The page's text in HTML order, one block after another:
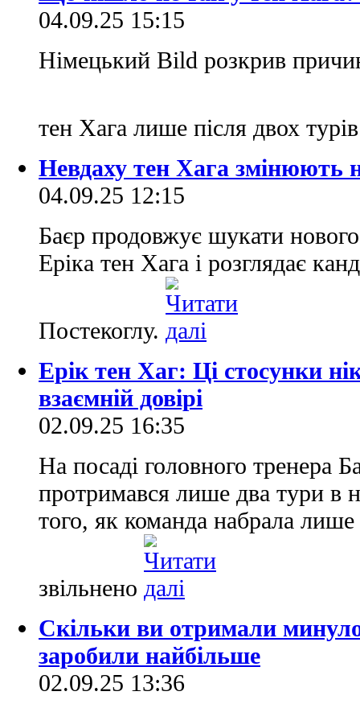
04.09.25 15:15
Німецький Bild розкрив
тен Хага лише після двох
Невдаху тен Хага змінюють
04.09.25 12:15
Баєр продовжує шукати
Еріка тен Хага і розглядає
Постекоглу.
Ерік тен Хаг: Ці стосунки
взаємній довірі
02.09.25 16:35
На посаді головного тренера
протримався лише два тури в
того, як команда набрала
звільнено
Скільки ви отримали
заробили найбільше
02.09.25 13:36